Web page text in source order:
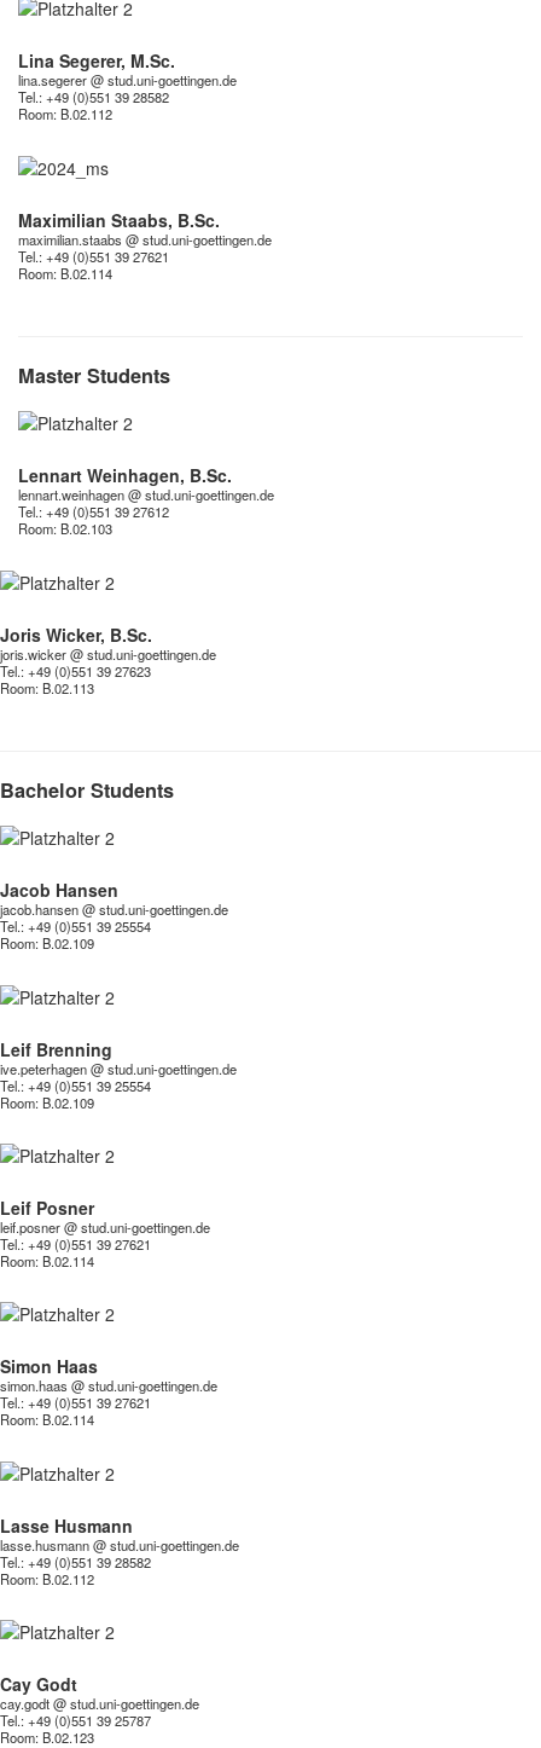
Lina Segerer, M.Sc.
lina.segerer @ stud.uni-goettingen.de
Tel.: +49 (0)551 39 28582
Room:B.02.112
Maximilian Staabs, B.Sc.
maximilian.staabs @ stud.uni-goettingen.de
Tel.: +49 (0)551 39 27621
Room:B.02.114
Master Students
Lennart Weinhagen, B.Sc.
lennart.weinhagen @ stud.uni-goettingen.de
Tel.: +49 (0)551 39 27612
Room:B.02.103
Joris Wicker, B.Sc.
joris.wicker @ stud.uni-goettingen.de
Tel.: +49 (0)551 39 27623
Room:B.02.113
Bachelor Students
Jacob Hansen
jacob.hansen @ stud.uni-goettingen.de
Tel.: +49 (0)551 39 25554
Room:B.02.109
Leif Brenning
ive.peterhagen @ stud.uni-goettingen.de
Tel.: +49 (0)551 39 25554
Room:B.02.109
Leif Posner
leif.posner @ stud.uni-goettingen.de
Tel.: +49 (0)551 39 27621
Room:B.02.114
Simon Haas
simon.haas @ stud.uni-goettingen.de
Tel.: +49 (0)551 39 27621
Room:B.02.114
Lasse Husmann
lasse.husmann @ stud.uni-goettingen.de
Tel.: +49 (0)551 39 28582
Room:B.02.112
Cay Godt
cay.godt @ stud.uni-goettingen.de
Tel.: +49 (0)551 39 25787
Room:B.02.123